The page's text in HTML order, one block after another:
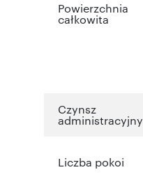
Powierzchnia
całkowita
Czynsz
administracyjny
Liczba pokoi